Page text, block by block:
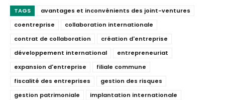
TAGS
avantages et inconvénients des joint-ventures
coentreprise
collaboration internationale
contrat de collaboration
création d'entreprise
développement international
entrepreneuriat
expansion d'entreprise
filiale commune
fiscalité des entreprises
gestion des risques
gestion patrimoniale
implantation internationale